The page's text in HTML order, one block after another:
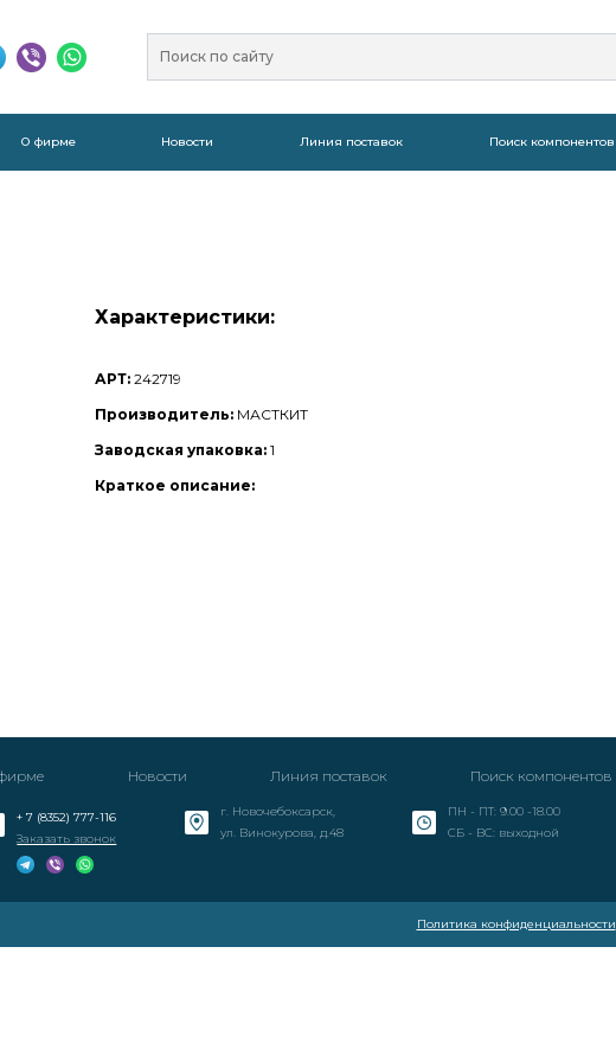
О фирме Новости Линия поставок Поиск компонентов
Характеристики:
АРТ:242719
Производитель: МАСТКИТ
Заводская упаковка:1
Краткое описание:
Новости Линия поставок Поиск компонентов
+ 7 (8352) 777-116
Заказать звонок
г. Новочебоксарск,
ул. Винокурова, д.48
ПН - ПТ: 9.00 -18.00
СБ - ВС: выходной
Политика конфиденциальности